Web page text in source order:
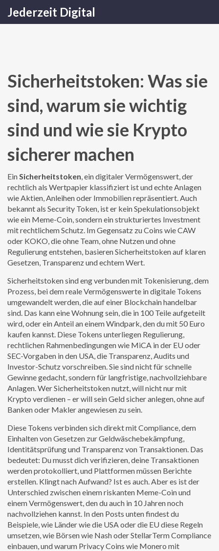
Jederzeit Digital
Sicherheitstoken: Was sie
sind, warum sie wichtig
sind und wie sie Krypto
sicherer machen
EinSicherheitstoken,ein digitaler Vermögenswert, der
rechtlich als Wertpapier klassifiziert ist und echte Anlagen
wie Aktien, Anleihen oder Immobilien repräsentiert. Auch
bekannt als Security Token, ist er kein Spekulationsobjekt
wie ein Meme-Coin, sondern ein strukturiertes Investment
mit rechtlichem Schutz. Im Gegensatz zu Coins wie CAW
oder KOKO, die ohne Team, ohne Nutzen und ohne
Regulierung entstehen, basieren Sicherheitstoken auf klaren
Gesetzen, Transparenz und echtem Wert.
Sicherheitstoken sind eng verbunden mit Tokenisierung,dem
Prozess, bei dem reale Vermögenswerte in digitale Tokens
umgewandelt werden, die auf einer Blockchain handelbar
sind. Das kann eine Wohnung sein, die in 100 Teile aufgeteilt
wird, oder ein Anteil an einem Windpark, den du mit 50 Euro
kaufen kannst. Diese Tokens unterliegen Regulierung,
rechtlichen Rahmenbedingungen wie MiCA in der EU oder
SEC-Vorgaben in den USA, die Transparenz, Audits und
Investor-Schutz vorschreiben.Sie sind nicht für schnelle
Gewinne gedacht, sondern für langfristige, nachvollziehbare
Anlagen. Wer Sicherheitstoken nutzt, will nicht nur mit
Krypto verdienen – er will sein Geld sicher anlegen, ohne auf
Banken oder Makler angewiesen zu sein.
Diese Tokens verbinden sich direkt mitCompliance,dem
Einhalten von Gesetzen zur Geldwäschebekämpfung,
Identitätsprüfung und Transparenz von Transaktionen. Das
bedeutet: Du musst dich verifizieren, deine Transaktionen
werden protokolliert, und Plattformen müssen Berichte
erstellen. Klingt nach Aufwand? Ist es auch. Aber es ist der
Unterschied zwischen einem riskanten Meme-Coin und
einem Vermögenswert, den du auch in 10 Jahren noch
nachvollziehen kannst. In den Posts unten findest du
Beispiele, wie Länder wie die USA oder die EU diese Regeln
umsetzen, wie Börsen wie Nash oder StellarTerm Compliance
einbauen, und warum Privacy Coins wie Monero mit